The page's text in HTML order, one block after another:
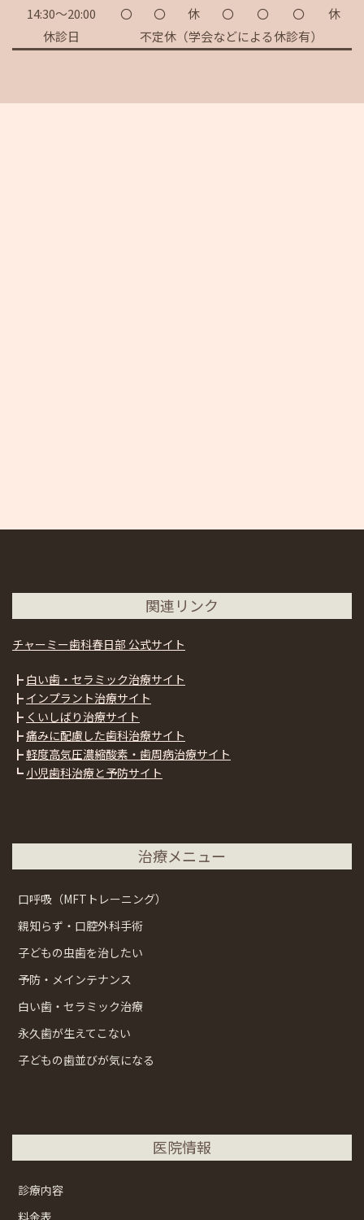
14:30～20:00
〇 〇 休 〇 〇 〇
休
休診日
不定休（学会などによる休診有）
関連リンク
チャーミー歯科春日部 公式サイト
┣ 白い歯・セラミック治療サイト
┣ インプラント治療サイト
┣ くいしばり治療サイト
┣痛みに配慮した歯科治療サイト
┣軽度高気圧濃縮酸素・歯周病治療サイト
┗ 小児歯科治療と予防サイト
治療メニュー
口呼吸（MFTトレーニング）
親知らず・口腔外科手術
子どもの虫歯を治したい
予防・メインテナンス
白い歯・セラミック治療
永久歯が生えてこない
子どもの歯並びが気になる
医院情報
診療内容
料金表